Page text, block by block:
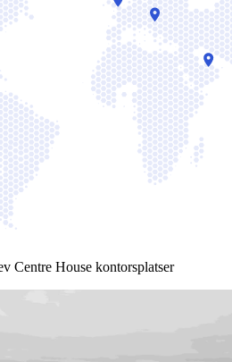
Centre House kontorsplatser